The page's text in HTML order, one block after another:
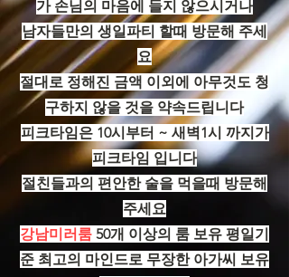
가 손님의 마음에 들지 않으시거나
남자들만의 생일파티 할때 방문해 주세
요
절대로 정해진 금액 이외에 아무것도 청
구하지 않을 것을 약속드립니다
피크타임은 10시부터 ~ 새벽1시 까지가
피크타임 입니다
절친들과의 편안한 술을 먹을때 방문해
주세요
강남미러룸 50개 이상의 룸 보유 평일기
준 최고의 마인드로 무장한 아가씨 보유